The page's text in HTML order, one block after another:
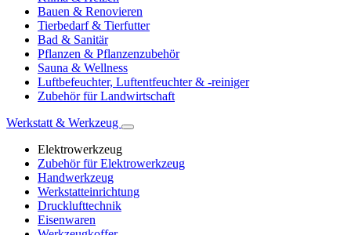
Bauen & Renovieren
Tierbedarf & Tierfutter
Bad & Sanitär
Pflanzen & Pflanzenzubehör
Sauna & Wellness
Luftbefeuchter, Luftentfeuchter & -reiniger
Zubehör für Landwirtschaft
Werkstatt & Werkzeug
Elektrowerkzeug
Zubehör für Elektrowerkzeug
Handwerkzeug
Werkstatteinrichtung
Drucklufttechnik
Eisenwaren